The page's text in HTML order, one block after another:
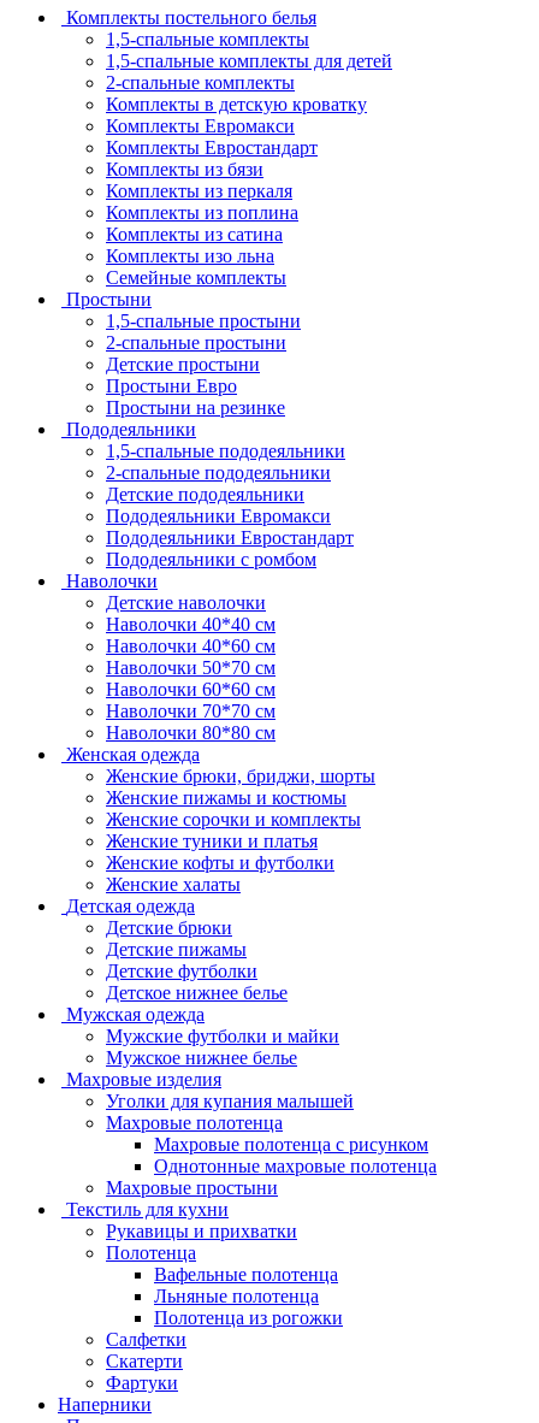
Комплекты постельного белья
1,5-спальные комплекты
1,5-спальные комплекты для детей
2-спальные комплекты
Комплекты в детскую кроватку
Комплекты Евромакси
Комплекты Евростандарт
Комплекты из бязи
Комплекты из перкаля
Комплекты из поплина
Комплекты из сатина
Комплекты изо льна
Семейные комплекты
Простыни
1,5-спальные простыни
2-спальные простыни
Детские простыни
Простыни Евро
Простыни на резинке
Пододеяльники
1,5-спальные пододеяльники
2-спальные пододеяльники
Детские пододеяльники
Пододеяльники Евромакси
Пододеяльники Евростандарт
Пододеяльники с ромбом
Наволочки
Детские наволочки
Наволочки 40*40 см
Наволочки 40*60 см
Наволочки 50*70 см
Наволочки 60*60 см
Наволочки 70*70 см
Наволочки 80*80 см
Женская одежда
Женские брюки, бриджи, шорты
Женские пижамы и костюмы
Женские сорочки и комплекты
Женские туники и платья
Женские кофты и футболки
Женские халаты
Детская одежда
Детские брюки
Детские пижамы
Детские футболки
Детское нижнее белье
Мужская одежда
Мужские футболки и майки
Мужское нижнее белье
Махровые изделия
Уголки для купания малышей
Махровые полотенца
Махровые полотенца с рисунком
Однотонные махровые полотенца
Махровые простыни
Текстиль для кухни
Рукавицы и прихватки
Полотенца
Вафельные полотенца
Льняные полотенца
Полотенца из рогожки
Салфетки
Скатерти
Фартуки
Наперники